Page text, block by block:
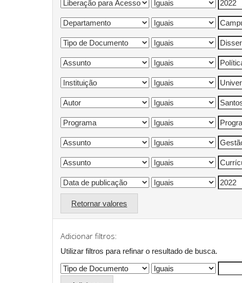
Retornar valores
Adicionar filtros:
Utilizar filtros para refinar o resultado de busca.